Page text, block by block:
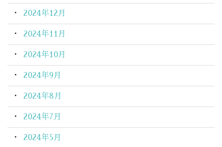
2024年12月
2024年11月
2024年10月
2024年9月
2024年8月
2024年7月
2024年5月